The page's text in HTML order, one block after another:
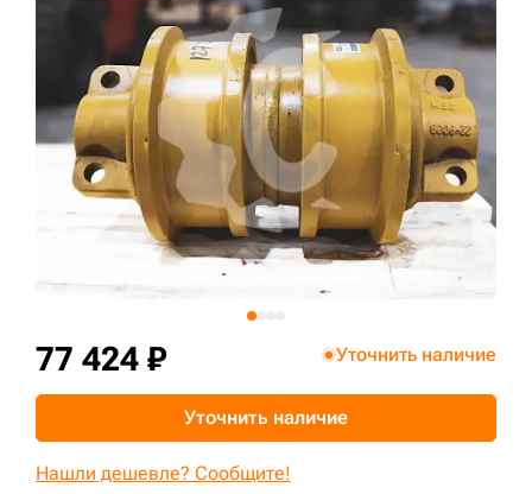
77 424 ₽ Уточнить наличие
Уточнить наличие
Нашли дешевле? Сообщите!
3D тур по производству
3D тур по складам
sksale@skdst.ru
+7 (499) 394-50-93